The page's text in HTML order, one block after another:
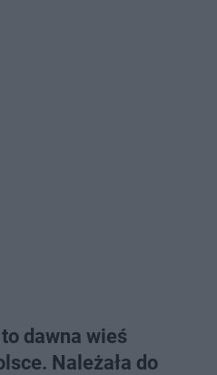
dawna wieś
Należała do